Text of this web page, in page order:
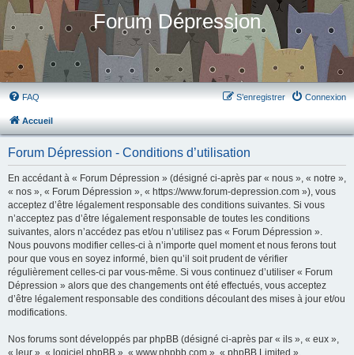
Forum Dépression
FAQ Connexion
S’enregistrer
Accueil
Forum Dépression - Conditions d’utilisation
En accédant à « Forum Dépression » (désigné ci-après par « nous », « notre »,
« nos », « Forum Dépression », « https://www.forum-depression.com »), vous
acceptez d’être légalement responsable des conditions suivantes. Si vous
n’acceptez pas d’être légalement responsable de toutes les conditions
suivantes, alors n’accédez pas et/ou n’utilisez pas « Forum Dépression ».
Nous pouvons modifier celles-ci à n’importe quel moment et nous ferons tout
pour que vous en soyez informé, bien qu’il soit prudent de vérifier
régulièrement celles-ci par vous-même. Si vous continuez d’utiliser « Forum
Dépression » alors que des changements ont été effectués, vous acceptez
d’être légalement responsable des conditions découlant des mises à jour et/ou
modifications.
Nos forums sont développés par phpBB (désigné ci-après par « ils », « eux »,
« leur », « logiciel phpBB », « www.phpbb.com », « phpBB Limited »,